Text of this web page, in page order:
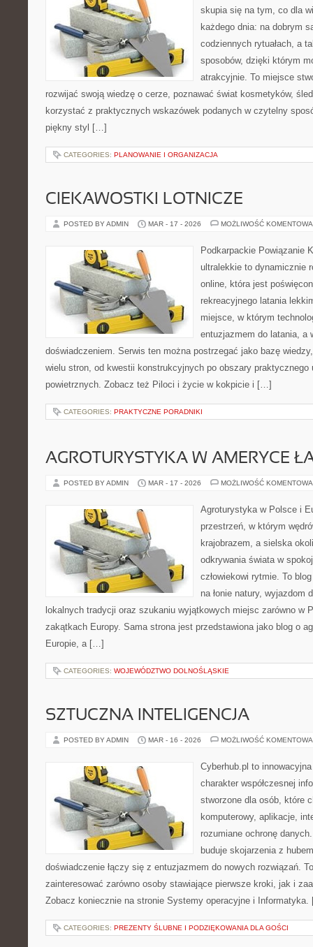
skupia się na tym, co dla
każdego dnia: na dobrym
codziennych rytuałach, a
sposobów, dzięki którym
atrakcyjnie. To miejsce
rozwijać swoją wiedzę o cerze, poznawać świat kosmetyków,
korzystać z praktycznych wskazówek podanych w czytelny
piękny styl […]
CATEGORIES: PLANOWANIE I ORGANIZACJA
CIEKAWOSTKI LOTNICZE
POSTED BY ADMIN MAR - 17 - 2026 MOŻLIWOŚĆ
Podkarpackie Powiązanie
ultralekkie to dynamicznie
online, która jest
rekreacyjnego latania
miejsce, w którym
entuzjazmem do latania, a
doświadczeniem. Serwis ten można postrzegać jako bazę
wielu stron, od kwestii konstrukcyjnych po obszary praktycznego
powietrznych. Zobacz też Piloci i życie w kokpicie i […]
CATEGORIES: PRAKTYCZNE PORADNIKI
AGROTURYSTYKA W AMERYCE
POSTED BY ADMIN MAR - 17 - 2026 MOŻLIWOŚĆ
Agroturystyka w Polsce i
przestrzeń, w którym
krajobrazem, a sielska
odkrywania świata w
człowiekowi rytmie. To
na łonie natury, wyjazdom
lokalnych tradycji oraz szukaniu wyjątkowych miejsc zarówno w
zakątkach Europy. Sama strona jest przedstawiona jako blog o
Europie, a […]
CATEGORIES: WOJEWÓDZTWO DOLNOŚLĄSKIE
SZTUCZNA INTELIGENCJA
POSTED BY ADMIN MAR - 16 - 2026 MOŻLIWOŚĆ
Cyberhub.pl to
charakter współczesnej
stworzone dla osób, które
komputerowy, aplikacje,
rozumiane ochronę
buduje skojarzenia z
doświadczenie łączy się z entuzjazmem do nowych rozwiązań.
zainteresować zarówno osoby stawiające pierwsze kroki, jak i
Zobacz koniecznie na stronie Systemy operacyjne i
CATEGORIES: PREZENTY ŚLUBNE I PODZIĘKOWANIA DLA GOŚCI